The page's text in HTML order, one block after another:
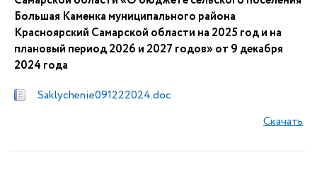
Большая Каменка муниципального района
Красноярский Самарской области на 2025 год и на
плановый период 2026 и 2027 годов» от 9 декабря
2024 года
Saklychenie091222024.doc
Скачать